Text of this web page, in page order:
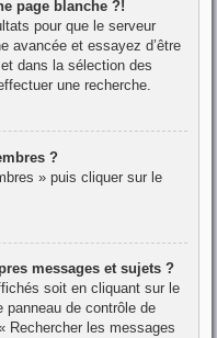
page blanche ?!
pour que le serveur
avancée et essayez d’être
dans la sélection des
une recherche.
?
» puis cliquer sur le
messages et sujets ?
soit en cliquant sur le
panneau de contrôle de
Rechercher les messages